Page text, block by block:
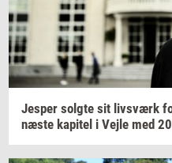
Jes­per solg­te sit livs­værk
næste ka­pi­tel i Vejle med 20